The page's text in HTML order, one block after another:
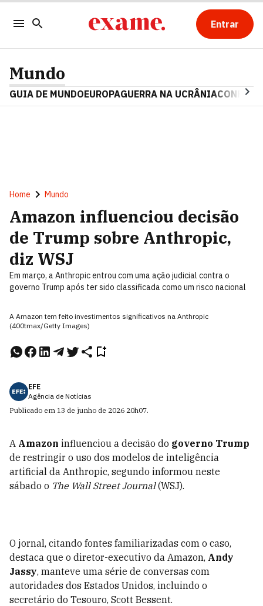
Entrar
Mundo
GUIA DE MUNDOEUROPAGUERRA NA UCRÂNIA
Home Mundo
Amazon influenciou decisão
de Trump sobre Anthropic,
diz WSJ
Em março, a Anthropic entrou com uma ação judicial contra o
governo Trump após ter sido classificada como um risco nacional
A Amazon tem feito investimentos significativos na Anthropic
(400tmax/Getty Images)
EFE
Agência de Notícias
Publicado em 13 de junho de 2026 20h07.
A Amazon influenciou a decisão do governo Trump
de restringir o uso dos modelos de inteligência
artificial da Anthropic, segundo informou neste
sábado o The Wall Street Journal(WSJ).
O jornal, citando fontes familiarizadas com o caso,
destaca que o diretor-executivo da Amazon, Andy
Jassy, manteve uma série de conversas com
autoridades dos Estados Unidos, incluindo o
secretário do Tesouro, Scott Bessent.